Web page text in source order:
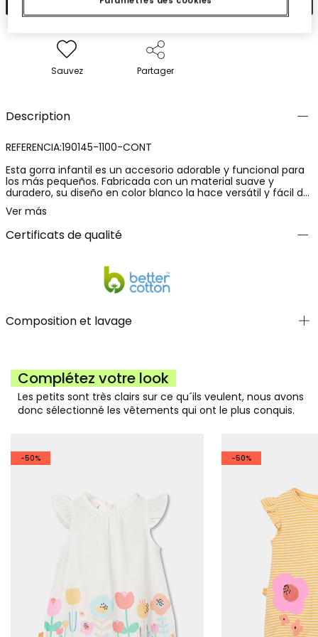
Sauvez Partager
Description
REFERENCIA:190145-1100-CONT
Esta gorra infantil es un accesorio adorable y funcional para
los más pequeños. Fabricada con un material suave y
duradero, su diseño en color blanco la hace versátil y fácil de
combinar. Incluye orejitas en la parte superior, añadiendo un
toque divertido y encantador. Disponible en tallas desde
XXS42 hasta M/50, es adecuada para bebés y niños de hasta
12 años. Perfecta para proteger del sol y añadir estilo a
Ver más
Certificats de qualité
Composition et lavage
Complétez votre look
Les petits sont très clairs sur ce qu´ils veulent, nous avons
donc sélectionné les vêtements qui ont le plus conquis.
-50% -50%